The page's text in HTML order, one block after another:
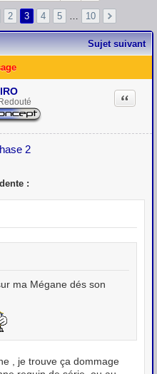
2 3 4 5 10
Sujet suivant
2
Citation
:
ma Mégane dés son
, je trouve ça dommage